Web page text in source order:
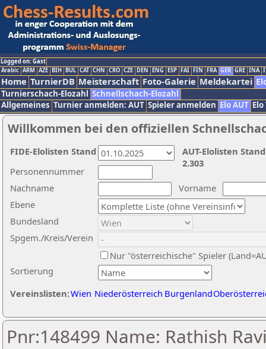
Logged on: Gast
Arabic ARM AZE BIH BUL CAT CHN CRO CZE DEN ENG ESP FAI FIN FRA GER GRE INA
Home TurnierDB Meisterschaft Foto-Galerie Meldekartei
Turnierschach-Elozahl Schnellschach-Elozahl
Allgemeines Turnier anmelden: AUT Spieler anmelden Elo AUT
Willkommen bei den offiziellen
Nachname
Vorname
Ebene
Sortierung
Personennummer
Bundesland
Spgem./Kreis/Verein
Nur "österreichische" Spieler
Vereinslisten:Wien Niederösterreich Burgenland
AUT-Elolisten
2.303
FIDE-Elolisten Stand
Pnr:148499 Name: Rathish